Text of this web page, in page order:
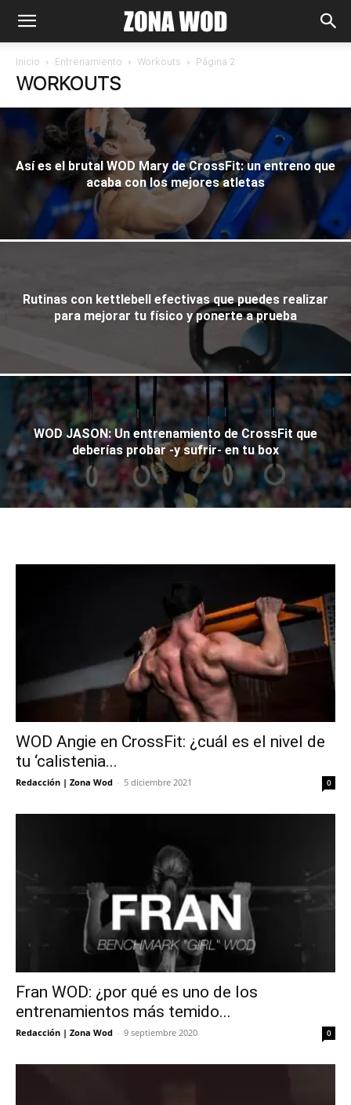
Inicio Entrenamiento Workouts Página 2
WORKOUTS
Así es el brutal WOD Mary de CrossFit: un entreno que
acaba con los mejores atletas
Rutinas con kettlebell efectivas que puedes realizar
para mejorar tu físico y ponerte a prueba
WOD JASON: Un entrenamiento de CrossFit que
deberías probar -y sufrir- en tu box
WOD Angie en CrossFit: ¿cuál es el nivel de
tu ‘calistenia...
Redacción | Zona Wod - 5 diciembre 2021 0
Fran WOD: ¿por qué es uno de los
entrenamientos más temido...
Redacción | Zona Wod - 9 septiembre 2020 0